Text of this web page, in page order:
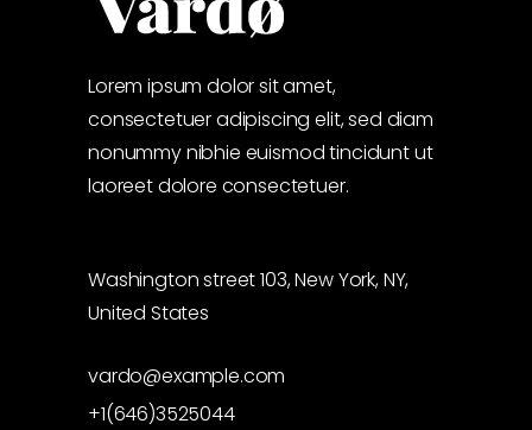
Lorem ipsum dolor sit amet,
consectetuer adipiscing elit, sed diam
nonummy nibhie euismod tincidunt ut
laoreet dolore consectetuer.
Washington street 103, New York, NY,
United States
vardo@example.com
+1(646)3525044